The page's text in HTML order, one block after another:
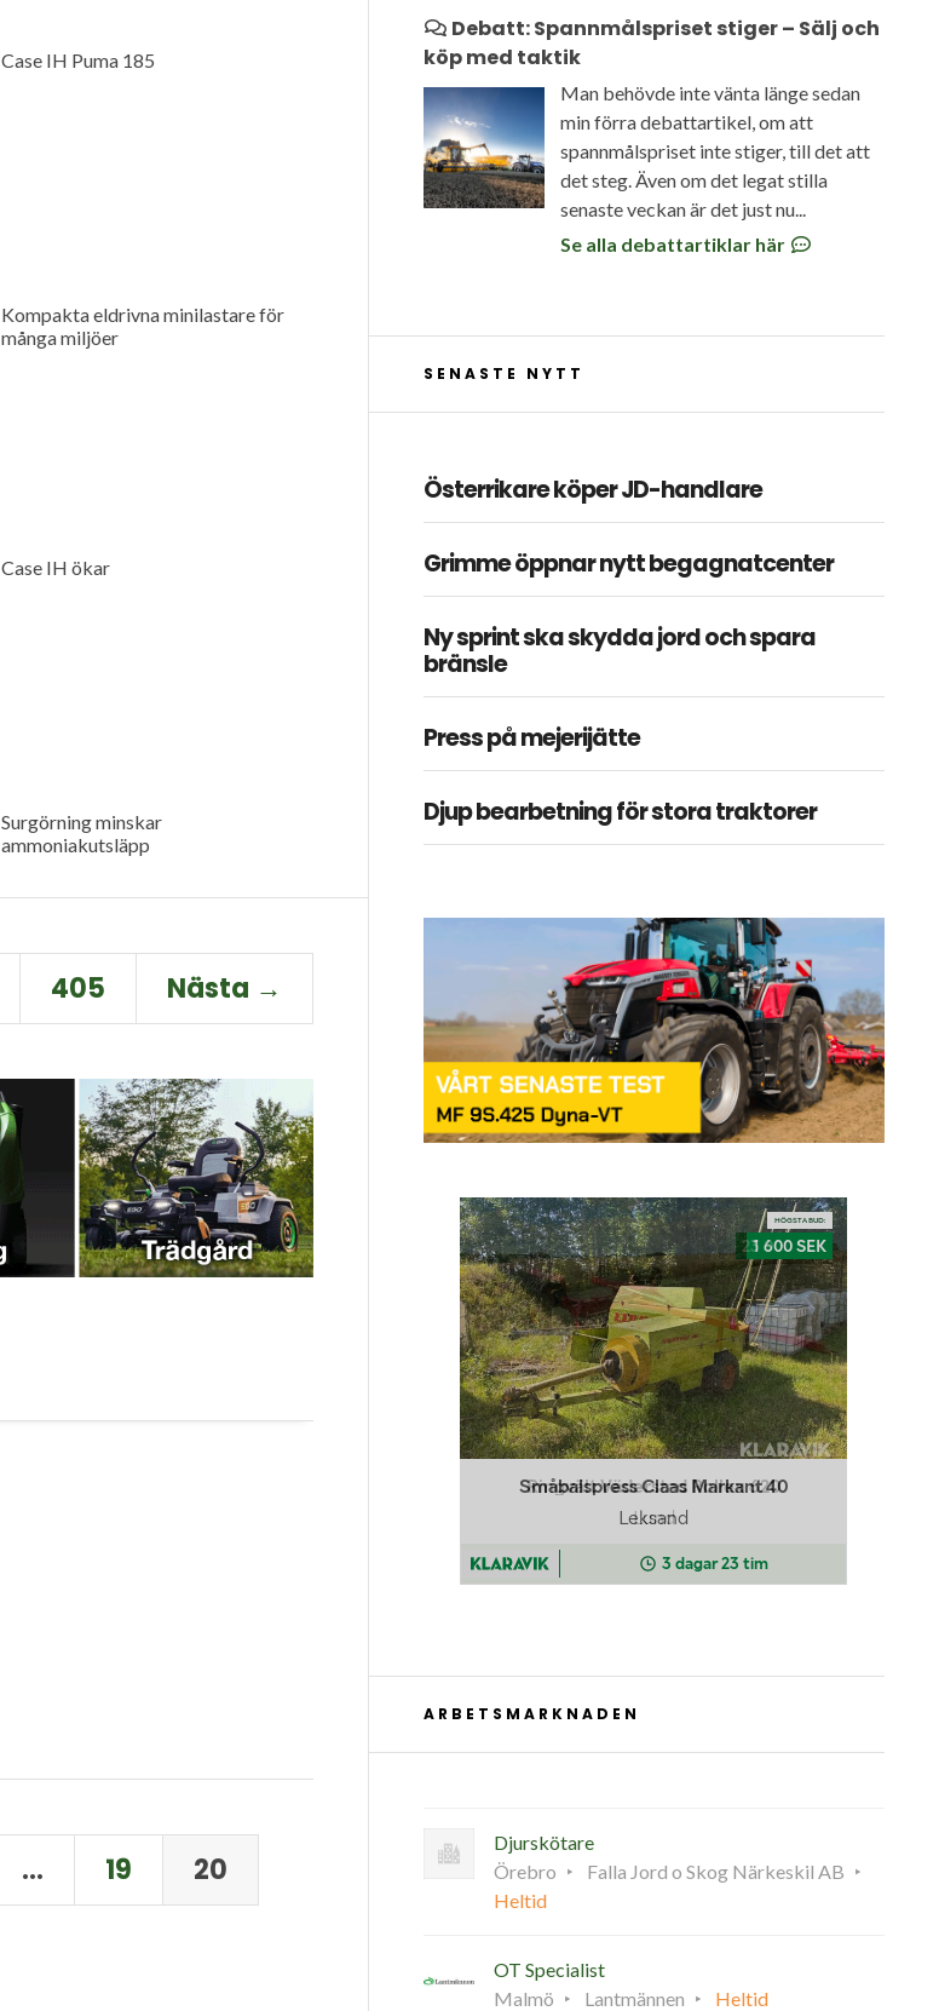
Case IH Puma 185
Kompakta eldrivna minilastare för
många miljöer
Case IH ökar
Surgörning minskar
ammoniakutsläpp
405 Nästa →
… 19 20
Debatt: Spannmålspriset stiger – Sälj och
köp med taktik
Man behövde inte vänta länge sedan
min förra debattartikel, om att
spannmålspriset inte stiger, till det att
det steg. Även om det legat stilla
senaste veckan är det just nu...
Se alla debattartiklar här
SENASTE NYTT
Österrikare köper JD-handlare
Grimme öppnar nytt begagnatcenter
Ny sprint ska skydda jord och spara
bränsle
Press på mejerijätte
Djup bearbetning för stora traktorer
ARBETSMARKNADEN
Djurskötare
Örebro
Falla Jord o Skog Närkeskil AB
Heltid
OT Specialist
Malmö
Lantmännen Heltid